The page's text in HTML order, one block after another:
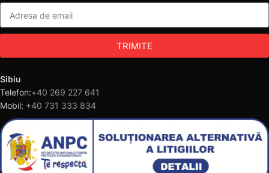
TRIMITE
Sibiu
Telefon:+40 269 227 641
Mobil: +40 731 333 834